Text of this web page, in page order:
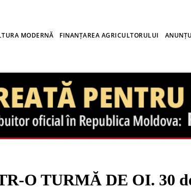
MODERNĂ FINANȚAREA AGRICULTORULUI
O TURMĂ DE OI. 30